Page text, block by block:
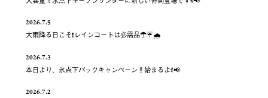
2026.7.5
大雨降る日こそ❗️レインコートは必需品☂️☔️🌧
2026.7.3
本日より、氷点下パックキャンペーン‼️始まるよꉂ📢
2026.7.2